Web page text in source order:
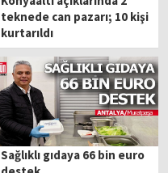
teknede can pazarı; 10 kişi
kurtarıldı
Sağlıklı gıdaya 66 bin euro